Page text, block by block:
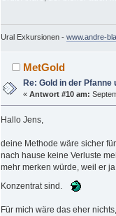
Ural Exkursionen - www.andre-
MetGold
Re: Gold in der Pfanne
«Antwort #10 am:
Hallo Jens,
deine Methode wäre sicher
nach hause keine Verluste
mehr merken würde, weil er
Konzentrat sind.
Für mich wäre das eher